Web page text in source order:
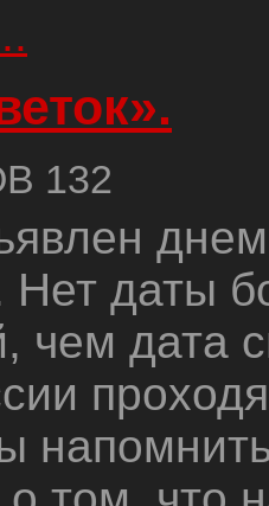
132
Нет даты
чем дата